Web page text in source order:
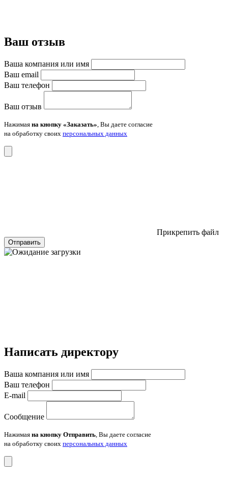
Ваш отзыв
Ваша компания или имя
Ваш email
Ваш телефон
Ваш отзыв
Нажимая на кнопку «Заказать», Вы даете согласие
на обработку своих персональных данных
Прикрепить файл
Отправить
Написать директору
Ваша компания или имя
Ваш телефон
E-mail
Сообщение
Нажимая на кнопку Отправить , Вы даете согласие
на обработку своих персональных данных